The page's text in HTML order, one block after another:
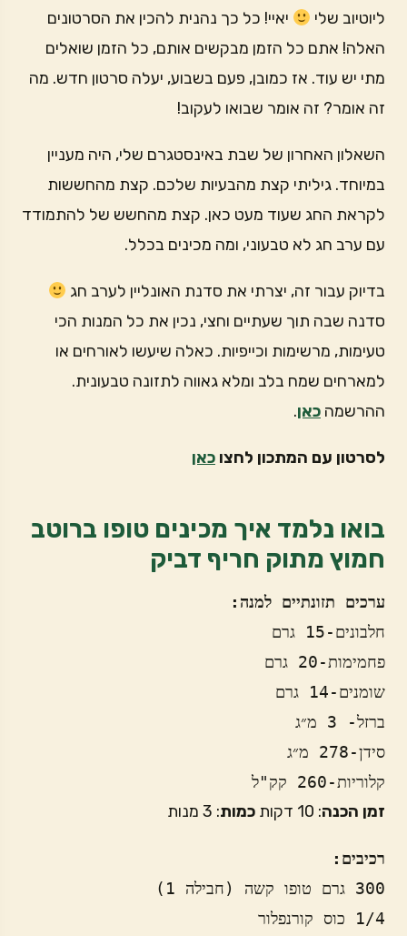
ליוטיוב שלי
יאיי! כל כך נהנית להכין את הסרטונים
האלה! אתם כל הזמן מבקשים אותם, כל הזמן שואלים
מתי יש עוד. אז כמובן, פעם בשבוע, יעלה סרטון חדש. מה
זה אומר? זה אומר שבואו לעקוב!
השאלון האחרון של שבת באינסטגרם שלי, היה מעניין
במיוחד. גיליתי קצת מהבעיות שלכם. קצת מהחששות
לקראת החג שעוד מעט כאן. קצת מהחשש של להתמודד
עם ערב חג לא טבעוני, ומה מכינים בכלל.
בדיוק עבור זה, יצרתי את סדנת האונליין לערב חג
סדנה שבה תוך שעתיים וחצי, נכין את כל המנות הכי
טעימות, מרשימות וכייפיות. כאלה שיעשו לאורחים או
למארחים שמח בלב ומלא גאווה לתזונה טבעונית.
ההרשמה כאן.
לסרטון עם המתכון לחצו כאן
בואו נלמד איך מכינים טופו ברוטב
חמוץ מתוק חריף דביק
ערכים תזונתיים למנה:
חלבונים-15 גרם
פחמימות-20 גרם
שומנים-14 גרם
ברזל- 3 מ״ג
סידן-278 מ״ג
קלוריות-260 קק"ל
זמן הכנה: 10 דקות כמות: 3 מנות
רכיבים: